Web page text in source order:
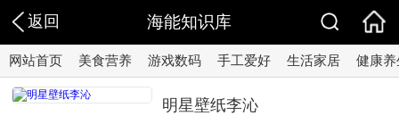
返回 海能知识库
网站首页 美食营养 游戏数码 手工爱好 生活家居 健康养
明星壁纸李沁